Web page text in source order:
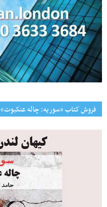
فروش کتاب «سوریه: چاله عنکبوت»